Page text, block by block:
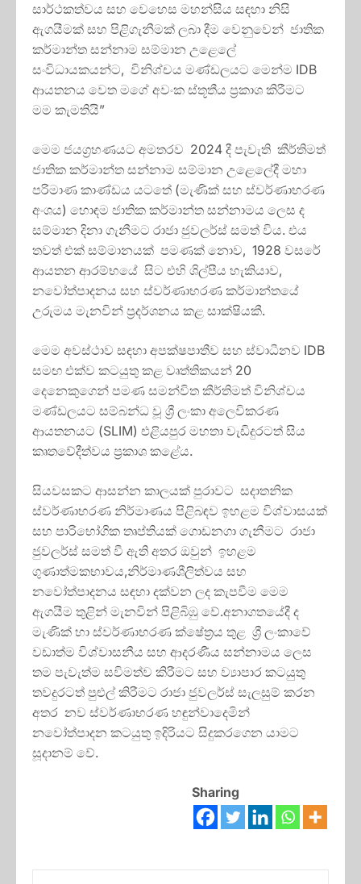
සාර්ථකත්වය සහ වෙහෙස මහන්සිය සඳහා නිසි
ඇගයීමක් සහ පිළිගැනීමක් ලබා දීම වෙනුවෙන් ජාතික
කර්මාන්ත සන්නාම සම්මාන උළෙලේ
සංවිධායකයන්ට, විනිශ්චය මණ්ඩලයට මෙන්ම IDB
ආයතනය වෙත මගේ අවංක ස්තූතීය ප්‍රකාශ කිරීමට
මම කැමතියි”
මෙම ජයග්‍රහණයට අමතරව 2024 දී පැවැති කීර්තිමත්
ජාතික කර්මාන්ත සන්නාම සම්මාන උළෙලේදී මහා
පරිමාණ කාණ්ඩය යටතේ (මැණික් සහ ස්වර්ණාභරණ
අංශය) හොඳම ජාතික කර්මාන්ත සන්නාමය ලෙස ද
සම්මාන දිනා ගැනීමට රාජා ජුවලර්ස් සමත් විය. එය
තවත් එක් සම්මානයක් පමණක් නොව, 1928 වසරේ
ආයතන ආරම්භයේ සිට එහි ශිල්පීය හැකියාව,
නවෝත්පාදනය සහ ස්වර්ණාභරණ කර්මාන්තයේ
උරුමය මැනවින් ප්‍රදර්ශනය කළ සාක්ෂියකී.
මෙම අවස්ථාව සඳහා අපක්ෂපාතීව සහ ස්වාධීනව IDB
සමඟ එක්ව කටයුතු කළ වෘත්තිකයන් 20
දෙනෙකුගෙන් පමණ සමන්විත කීර්තිමත් විනිශ්චය
මණ්ඩලයට සම්බන්ධ වූ ශ්‍රී ලංකා අලෙවිකරණ
ආයතනයට (SLIM) එළියපුර මහතා වැඩිදුරටත් සිය
කෘතවේදීත්වය ප්‍රකාශ කළේය.
සියවසකට ආසන්න කාලයක් පුරාවට සදාතනික
ස්වර්ණාභරණ නිර්මාණය පිළිබඳව ඉහළම විශ්වාසයක්
සහ පාරිභෝගික තෘප්තියක් ගොඩනගා ගැනීමට රාජා
ජුවලර්ස් සමත් වී ඇති අතර ඔවුන් ඉහළම
ගුණාත්මකභාවය,නිර්මාණශීලිත්වය සහ
නවෝත්පාදනය සඳහා දක්වන ලද කැපවීම මෙම
ඇගයීම තුළින් මැනවින් පිළිබිඹු වේ.අනාගතයේදී ද
මැණික් හා ස්වර්ණාභරණ ක්ෂේත්‍රය තුළ ශ්‍රී ලංකාවේ
වඩාත්ම විශ්වාසනීය සහ ආදරණීය සන්නාමය ලෙස
තම පැවැත්ම සවිමත්ව කිරීමට සහ ව්‍යාපාර කටයුතු
තවදුරටත් පුළුල් කිරීමට රාජා ජුවලර්ස් සැලසුම් කරන
අතර නව ස්වර්ණාභරණ හඳුන්වාදෙමින්
නවෝත්පාදන කටයුතු ඉදිරියට සිදුකරගෙන යාමට
සූදානම් වේ.
Sharing